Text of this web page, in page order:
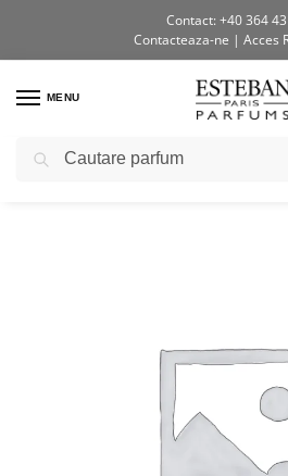
Contact: +40 364
Contacteaza-ne | Acces
MENU
Prima pagină / Shop / Uncategorized